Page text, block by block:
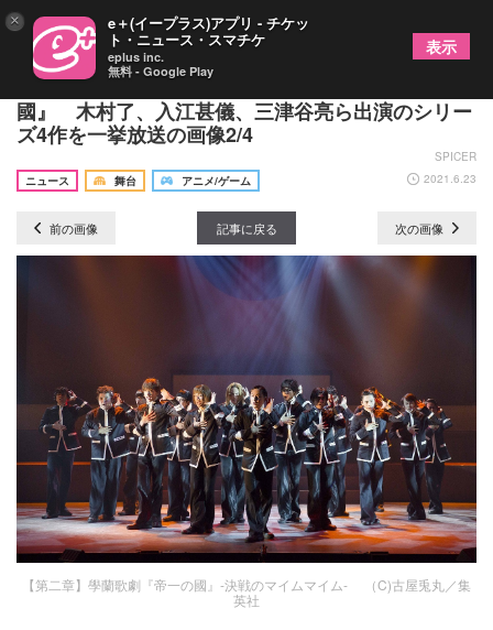
古屋兎丸原作漫画を舞台化した、學蘭歌劇『帝一の
國』 木村了、入江甚儀、三津谷亮ら出演のシリー
ズ4作を一挙放送の画像2/4
SPICER
ニュース
舞台 アニメ/ゲーム 2021.6.23
前の画像 記事に戻る 次の画像
【第二章】學蘭歌劇『帝一の國』-決戦のマイムマイム- （C)古屋兎丸／集
英社
× e＋(イープラス)アプリ - チケッ
ト・ニュース・スマチケ
eplus inc.
無料 - Google Play
表示